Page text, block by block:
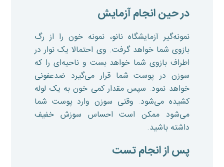
در حین انجام آزمایش
نمونه‌گیر آزمایشگاه نانو، نمونه خون را از رگ
بازوی شما خواهد گرفت. وی احتمالا یک نوار در
اطراف بازوی شما خواهد بست و ناحیه‌ای را که
سوزن در پوست شما قرار می‌گیرد ضدعفونی
خواهد نمود. سپس مقدار کمی خون به یک لوله
کشیده می‌شود. وقتی سوزن وارد پوست شما
می‌شود ممکن است احساس سوزش خفیف
داشته باشید.
پس از انجام تست